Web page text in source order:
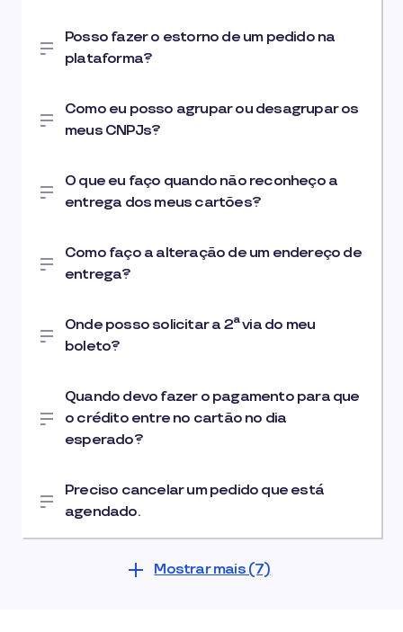
Posso fazer o estorno de um pedido na
plataforma?
Como eu posso agrupar ou desagrupar os
meus CNPJs?
O que eu faço quando não reconheço a
entrega dos meus cartões?
Como faço a alteração de um endereço de
entrega?
Onde posso solicitar a 2ª via do meu
boleto?
Quando devo fazer o pagamento para que
o crédito entre no cartão no dia
esperado?
Preciso cancelar um pedido que está
agendado.
Mostrar mais (7)